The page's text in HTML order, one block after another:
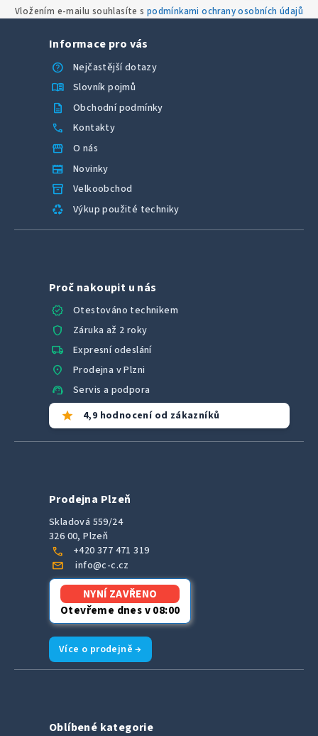
Vložením e-mailu souhlasíte s podmínkami ochrany osobních údajů
Informace pro vás
help
Nejčastější dotazy
menu_book Slovník pojmů
description Obchodní podmínky
call Kontakty
storefront O nás
newspaper Novinky
inventory_2 Velkoobchod
recycling Výkup použité techniky
Proč nakoupit u nás
verified
Otestováno technikem
shield Záruka až 2 roky
local_shipping Expresní odeslání
location_on Prodejna v Plzni
support_agent Servis a podpora
star 4,9 hodnocení od zákazníků
Prodejna Plzeň
Skladová 559/24
326 00, Plzeň
call +420 377 471 319
mail info@c-c.cz
NYNÍ ZAVŘENO
Otevřeme dnes v 08:00
Více o prodejně →
Oblíbené kategorie